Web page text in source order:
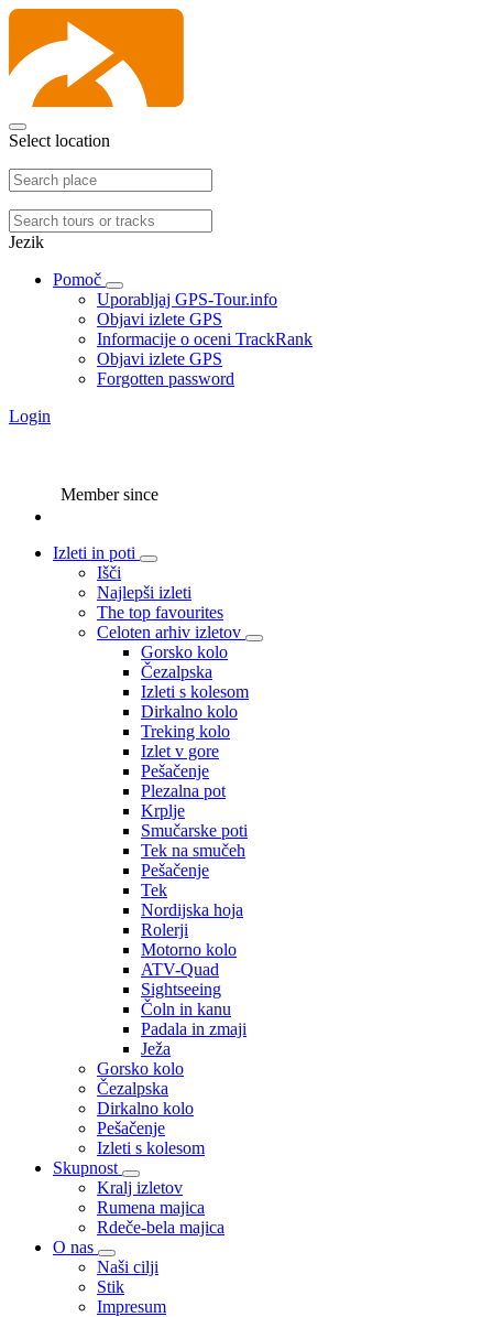
Select location
Jezik
Pomoč
Uporabljaj GPS-Tour.info
Objavi izlete GPS
Informacije o oceni TrackRank
Objavi izlete GPS
Forgotten password
Login
Member since
Izleti in poti
Išči
Najlepši izleti
The top favourites
Celoten arhiv izletov
Gorsko kolo
Čezalpska
Izleti s kolesom
Dirkalno kolo
Treking kolo
Izlet v gore
Pešačenje
Plezalna pot
Krplje
Smučarske poti
Tek na smučeh
Pešačenje
Tek
Nordijska hoja
Rolerji
Motorno kolo
ATV-Quad
Sightseeing
Čoln in kanu
Padala in zmaji
Ježa
Gorsko kolo
Čezalpska
Dirkalno kolo
Pešačenje
Izleti s kolesom
Skupnost
Kralj izletov
Rumena majica
Rdeče-bela majica
O nas
Naši cilji
Stik
Impresum